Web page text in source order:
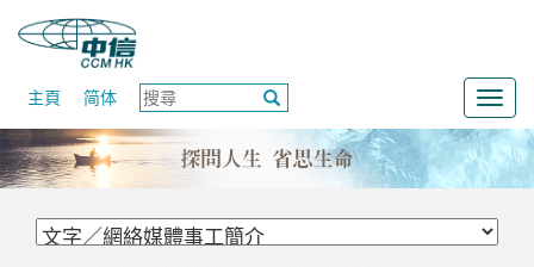
主頁 简体